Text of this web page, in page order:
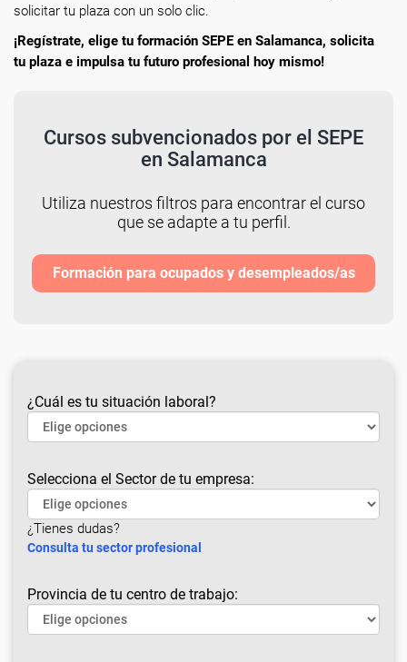
solicitar tu plaza con un solo clic.
¡Regístrate, elige tu formación SEPE en Salamanca, solicita
tu plaza e impulsa tu futuro profesional hoy mismo!
Cursos subvencionados por el SEPE
en Salamanca
Utiliza nuestros filtros para encontrar el curso
que se adapte a tu perfil.
Formación para ocupados y desempleados/as
¿Cuál es tu situación laboral?
Selecciona el Sector de tu empresa:
¿Tienes dudas?
Consulta tu sector profesional
Provincia de tu centro de trabajo: